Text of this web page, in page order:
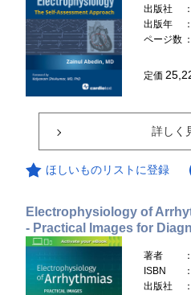
出版社
出版年
ページ数
定価
詳しく
ほしいものリストに登録
Electrophysiology of
- Practical Images for
著者
ISBN
出版社